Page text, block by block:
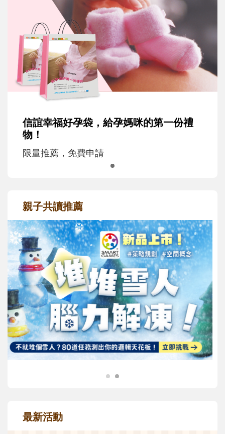
信誼幸福好孕袋，給孕媽咪的第一份禮
物！
限量推薦，免費申請
親子共讀推薦
最新活動